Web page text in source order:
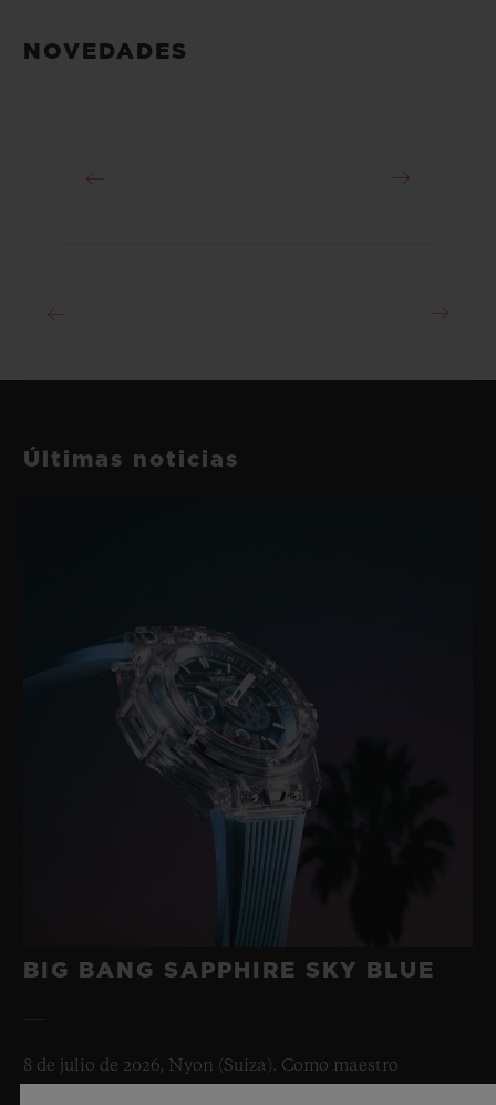
NOVEDADES
Últimas noticias
BIG BANG SAPPHIRE SKY BLUE
8 de julio de 2026, Nyon (Suiza). Como maestro